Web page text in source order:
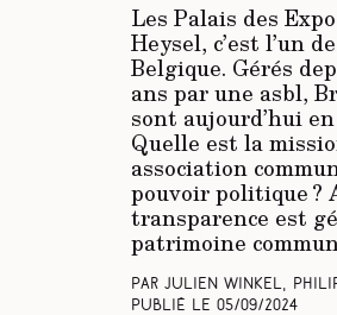
Les Palais des
Heysel, c’est l’un
Belgique. Gérés
ans par une asbl,
sont aujourd’hui
Quelle est la
association
pouvoir politique ?
transparence est
patrimoine
Par Julien Winkel,
Publié le 05/09/2024